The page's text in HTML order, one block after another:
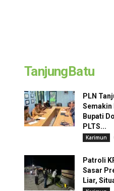
TanjungBatu
PLN
Semakin
Bupati
PLTS...
Karimun
Patroli
Sasar
Liar,